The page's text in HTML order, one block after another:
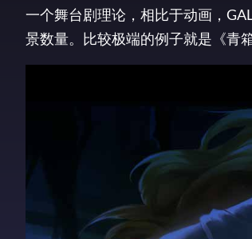
一个舞台剧理论，相比于动画，
景数量。比较极端的例子就是《青